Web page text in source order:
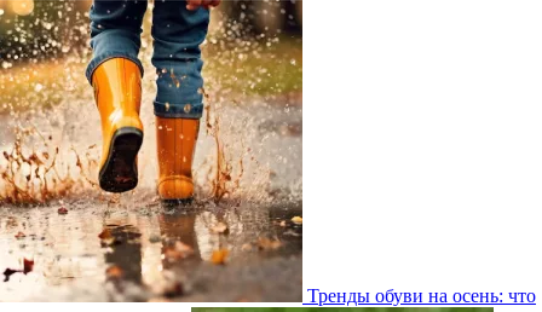
Тренды обуви на осень: что